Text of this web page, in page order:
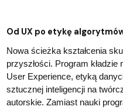
Od UX po etykę
Nowa ścieżka kształcenia
przyszłości. Program
User Experience, etyką
sztucznej inteligencji na
autorskie. Zamiast nauki